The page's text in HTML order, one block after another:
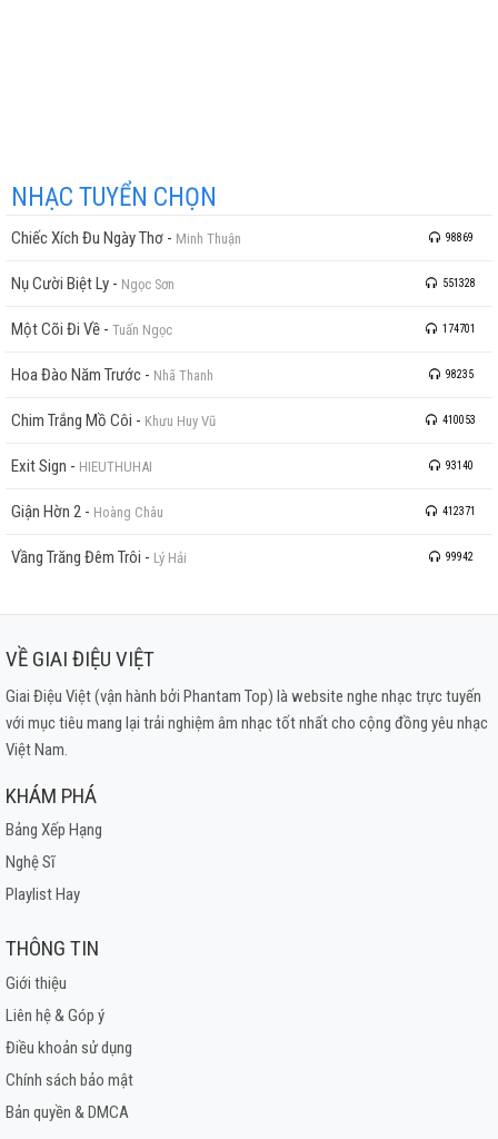
NHẠC TUYỂN CHỌN
Chiếc Xích Đu Ngày Thơ - Minh Thuận 98869
Nụ Cười Biệt Ly - Ngọc Sơn 551328
Một Cõi Đi Về - Tuấn Ngọc 174701
Hoa Đào Năm Trước - Nhã Thanh 98235
Chim Trắng Mồ Côi - Khưu Huy Vũ 410053
Exit Sign - HIEUTHUHAI 93140
Giận Hờn 2 - Hoàng Châu 412371
Vầng Trăng Đêm Trôi - Lý Hải 99942
VỀ GIAI ĐIỆU VIỆT
Giai Điệu Việt (vận hành bởi Phantam Top) là website nghe nhạc trực tuyến
với mục tiêu mang lại trải nghiệm âm nhạc tốt nhất cho cộng đồng yêu nhạc
Việt Nam.
KHÁM PHÁ
Bảng Xếp Hạng
Nghệ Sĩ
Playlist Hay
THÔNG TIN
Giới thiệu
Liên hệ & Góp ý
Điều khoản sử dụng
Chính sách bảo mật
Bản quyền & DMCA